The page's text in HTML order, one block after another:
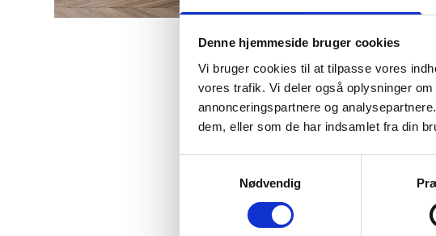
Denne hjemmeside bruger cookies
Vi bruger cookies til at tilpasse vores
vores trafik. Vi deler også oplysninger
annonceringspartnere og
dem, eller som de har indsamlet fra din
Nødvendig